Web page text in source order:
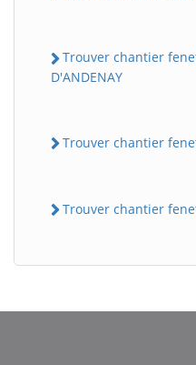
Trouver chantier
D'ANDENAY
Trouver chantier
Trouver chantier
BatiWebPro